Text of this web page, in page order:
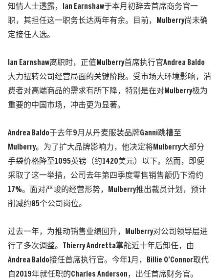
知情人士透露，Ian Earnshaw于本月初辞去首席商务官一
职，其担任这一职务长达两年有余。目前，Mulberry尚未确
定接任人选。
Ian Earnshaw离职时，正值Mulberry首席执行官Andrea Baldo
大力扭转公司经营局面的关键阶段。受市场大环境影响，消
费者对高端商品的需求有所下降，特别是在对Mulberry极为
重要的中国市场，冲击更为显著。
Andrea Baldo于去年9月从丹麦服装品牌Ganni跳槽至
Mulberry。为了扩大品牌影响力，他决定将Mulberry大部分
手袋价格降至1095英镑（约1420美元）以下。然而，即便
采取了这一举措，公司去年第四季度零售销售额仍下滑约
17%。面对严峻的经营形势，Mulberry推出裁员计划，预计
削减约85个公司岗位。
过去一年，为推动销售业绩回升，Mulberry对公司领导层进
行了多次调整。Thierry Andretta掌舵近十年后卸任，由
Andrea Baldo接任首席执行官。今年1月，Billie O’Connor取代
自2019年就任职的Charles Anderson，出任首席财务官。